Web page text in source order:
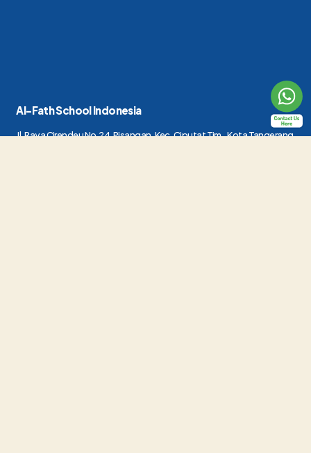
Al-Fath School Indonesia
Jl. Raya Cirendeu No.24, Pisangan, Kec. Ciputat Tim., Kota Tangerang